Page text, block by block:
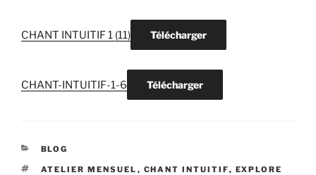
CHANT INTUITIF 1 (11) Télécharger
CHANT-INTUITIF-1-6 Télécharger
CATÉGORIES
BLOG
ÉTIQUETTES
ATELIER MENSUEL , CHANT INTUITIF, EXPLORE